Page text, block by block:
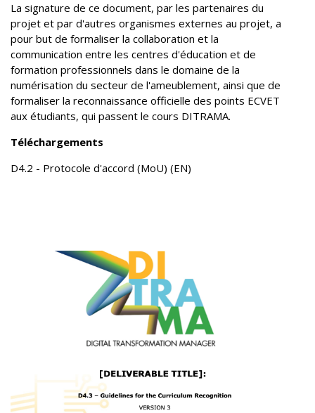
La signature de ce document, par les partenaires du
projet et par d'autres organismes externes au projet, a
pour but de formaliser la collaboration et la
communication entre les centres d'éducation et de
formation professionnels dans le domaine de la
numérisation du secteur de l'ameublement, ainsi que de
formaliser la reconnaissance officielle des points ECVET
aux étudiants, qui passent le cours DITRAMA.
Téléchargements
D4.2 - Protocole d'accord (MoU) (EN)